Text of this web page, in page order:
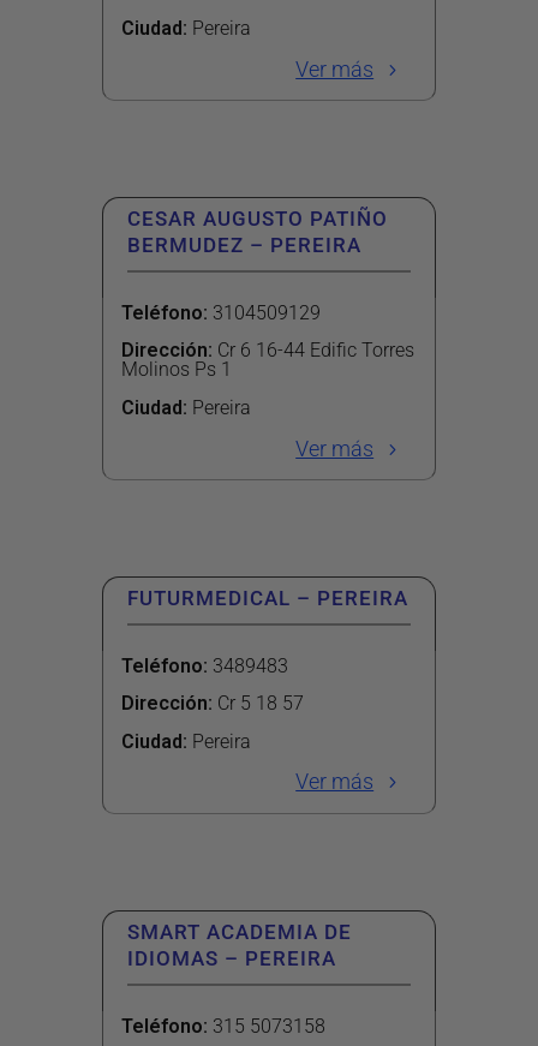
Ciudad: Pereira
Ver más
CESAR AUGUSTO PATIÑO
BERMUDEZ – PEREIRA
Teléfono: 3104509129
Dirección: Cr 6 16-44 Edific Torres
Molinos Ps 1
Ciudad: Pereira
Ver más
FUTURMEDICAL – PEREIRA
Teléfono: 3489483
Dirección: Cr 5 18 57
Ciudad: Pereira
Ver más
SMART ACADEMIA DE
IDIOMAS – PEREIRA
Teléfono: 315 5073158